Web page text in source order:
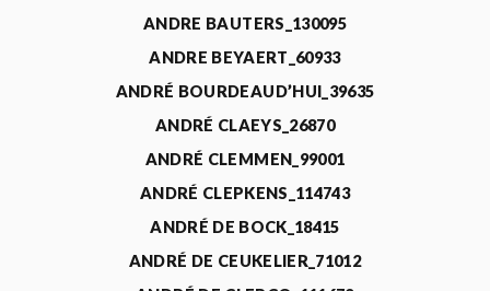
ANDRE BAUTERS_130095
ANDRE BEYAERT_60933
ANDRÉ BOURDEAUD’HUI_39635
ANDRÉ CLAEYS_26870
ANDRÉ CLEMMEN_99001
ANDRÉ CLEPKENS_114743
ANDRÉ DE BOCK_18415
ANDRÉ DE CEUKELIER_71012